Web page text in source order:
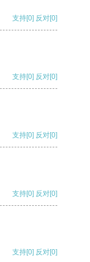
支持[0] 反对[0]
支持[0] 反对[0]
支持[0] 反对[0]
支持[0] 反对[0]
支持[0] 反对[0]